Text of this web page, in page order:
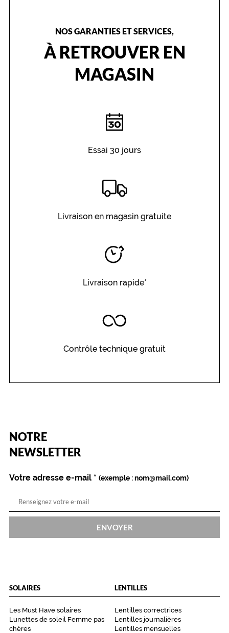
NOS GARANTIES ET SERVICES,
À RETROUVER EN
MAGASIN
Essai 30 jours
Livraison en magasin gratuite
Livraison rapide*
Contrôle technique gratuit
NOTRE
NEWSLETTER
Name
Votre adresse e-mail *
(Ce
champ
est
obligatoire)
(exemple : nom@mail.com)
ENVOYER
SOLAIRES
Les Must Have solaires
Lunettes de soleil Femme pas
chères
LENTILLES
Lentilles correctrices
Lentilles journalières
Lentilles mensuelles